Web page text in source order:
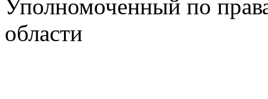
Уполномоченный по
области